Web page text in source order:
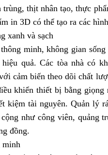
trùng, thịt nhân tạo, thực
in 3D có thể tạo ra các
xanh và sạch
minh, không gian
quả. Các tòa nhà có
cảm biến theo dõi chất
khiển thiết bị bằng
kiệm tài nguyên. Quản lý
như công viên, quảng
đồng.
minh